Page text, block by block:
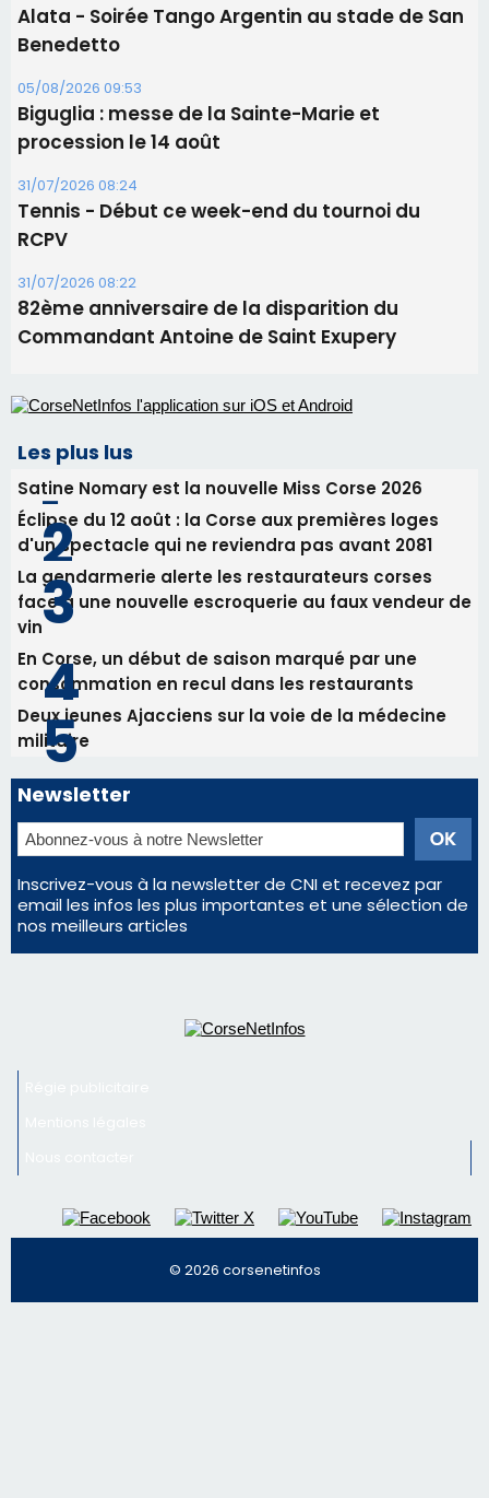
31/07/2026 08:22
82ème anniversaire de la disparition du
Commandant Antoine de Saint Exupery
Les plus lus
Satine Nomary est la nouvelle Miss Corse 2026
d'un spectacle qui ne reviendra pas avant 2081
La gendarmerie alerte les restaurateurs corses
face à une nouvelle escroquerie au faux vendeur de
En Corse, un début de saison marqué par une
Deux jeunes Ajacciens sur la voie de la médecine
militaire
Newsletter
Inscrivez-vous à la newsletter de CNI et recevez par
email les infos les plus importantes et une sélection de
nos meilleurs articles
Régie publicitaire
Nous contacter
© 2026 corsenetinfos